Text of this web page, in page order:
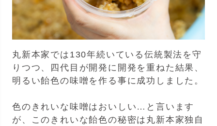
丸新本家では130年続いている伝統製法を守
りつつ、四代目が開発に開発を重ねた結果、
明るい飴色の味噌を作る事に成功しました。
色のきれいな味噌はおいしい…と言います
が、このきれいな飴色の秘密は丸新本家独自